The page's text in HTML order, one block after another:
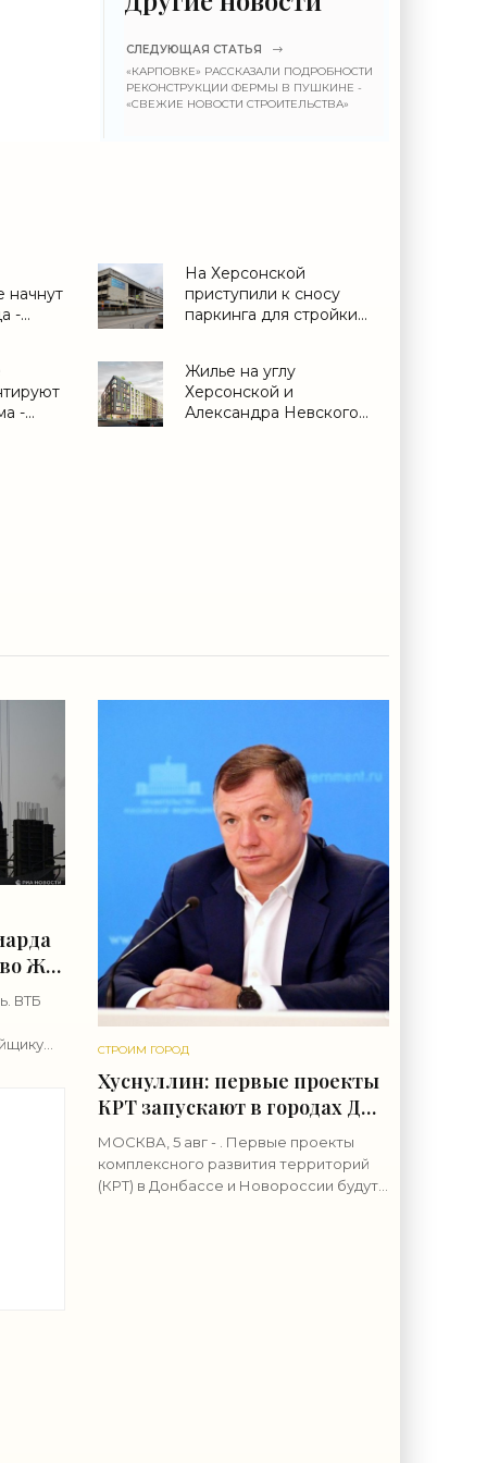
СЛЕДУЮЩАЯ СТАТЬЯ
«КАРПОВКЕ» РАССКАЗАЛИ ПОДРОБНОСТИ
РЕКОНСТРУКЦИИ ФЕРМЫ В ПУШКИНЕ -
«СВЕЖИЕ НОВОСТИ СТРОИТЕЛЬСТВА»
начнут
-
На Херсонской
приступили к сносу
паркинга для стройки
-
Жилье на углу
Херсонской и
Александра Невского
ЖК
ВТБ
СТРОИМ ГОРОД
Хуснуллин: первые проекты
КРТ запускают в городах ДНР
- «Строительство»
МОСКВА, 5 авг - . Первые проекты
комплексного развития территорий
(КРТ) в Донбассе и Новороссии будут